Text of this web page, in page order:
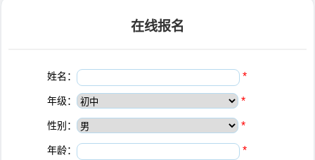
在线报名
姓名： *
年级： *
性别： *
年龄： *